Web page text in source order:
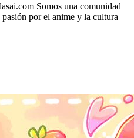
Somos una comunidad
por el anime y la cultura